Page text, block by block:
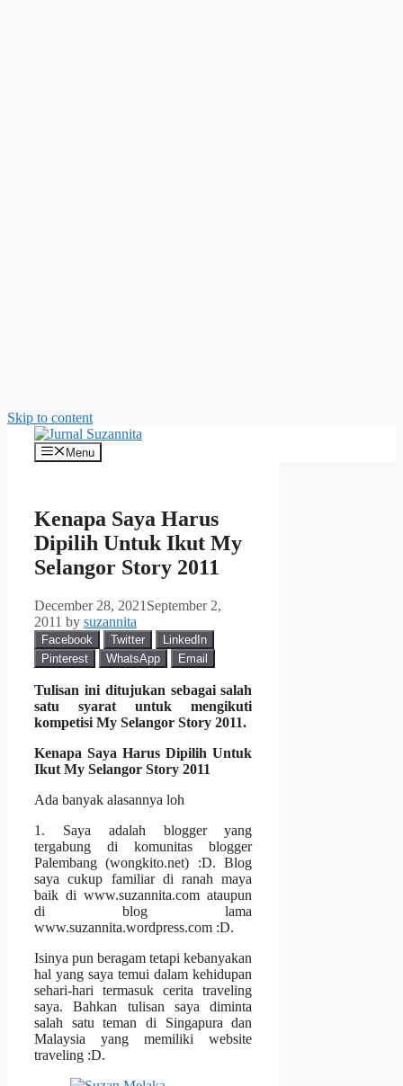
Skip to content
Menu
Kenapa Saya Harus
Dipilih Untuk Ikut My
Selangor Story 2011
December 28, 2021 September 2,
2011 by suzannita
Facebook Twitter
LinkedIn
Pinterest
WhatsApp Email
Tulisan ini ditujukan sebagai salah
satu syarat untuk mengikuti
kompetisi My Selangor Story 2011.
Kenapa Saya Harus Dipilih Untuk
Ikut My Selangor Story 2011
Ada banyak alasannya loh
1. Saya adalah blogger yang
tergabung di komunitas blogger
Palembang (wongkito.net) :D. Blog
saya cukup familiar di ranah maya
baik di www.suzannita.com ataupun
di blog lama
www.suzannita.wordpress.com :D.
Isinya pun beragam tetapi kebanyakan
hal yang saya temui dalam kehidupan
sehari-hari termasuk cerita traveling
saya. Bahkan tulisan saya diminta
salah satu teman di Singapura dan
Malaysia yang memiliki website
traveling :D.